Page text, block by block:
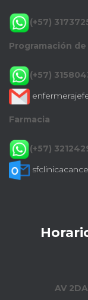
(+57)
Programación
(+57)
Farmacia
(+57)
AV